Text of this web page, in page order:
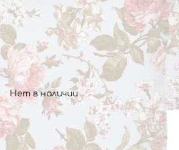
Нет в наличии